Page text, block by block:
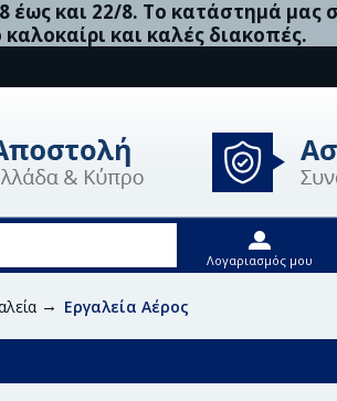
και 22/8. Το κατάστημά
και καλές διακοπές.
Λογαριασμός μου
Εργαλεία Αέρος